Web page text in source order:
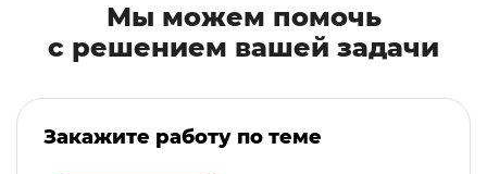
Мы можем помочь
с решением вашей задачи
Закажите работу по теме